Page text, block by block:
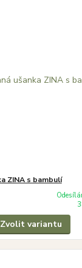
ZINA s bambulí
Zvolit variantu